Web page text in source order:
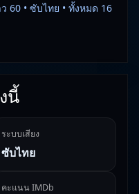
60 • ซับไทย • ทั้งหมด 16
นี้
ระบบเสียง
ซับไทย
คะแนน IMDb